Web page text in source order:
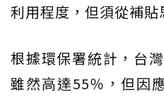
利用程度，但須從補貼
根據環保署統計，台
雖然高達55％，但因